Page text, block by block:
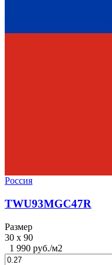
Россия
TWU93MGC47R
Размер
30 x 90
1 990 руб./м2